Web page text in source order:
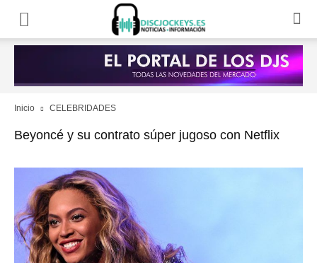
Inicio CELEBRIDADES
Beyoncé y su contrato súper jugoso con Netflix